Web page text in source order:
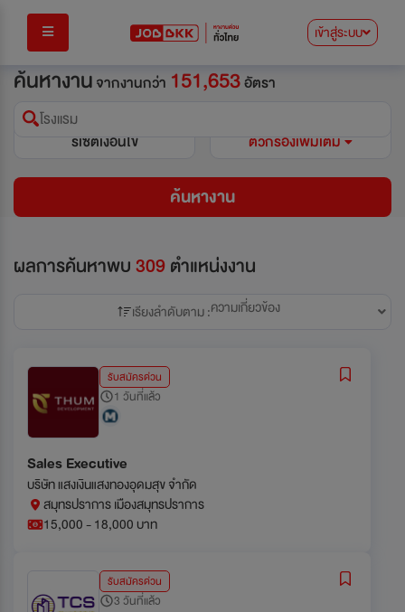
เข้าสู่ระบบ
ค้นหางานจากงานกว่า 151,653อัตรา
โรงแรม
รีเซ็ตเงื่อนไข
ตัวกรองเพิ่มเติม
ค้นหางาน
ผลการค้นหาพบ309ตำแหน่งงาน
เรียงลำดับตาม :ความเกี่ยวข้อง
รับสมัครด่วน
1 วันที่แล้ว
Sales Executive
บริษัท แสงเงินแสงทองอุดมสุข จำกัด
สมุทรปราการ เมืองสมุทรปราการ
15,000 - 18,000 บาท
รับสมัครด่วน
3 วันที่แล้ว